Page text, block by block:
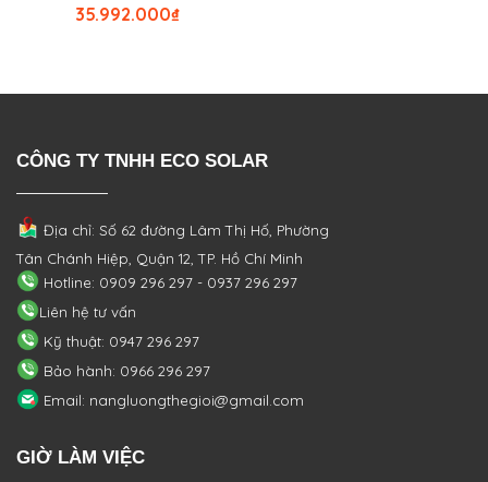
₫
35.992.000
CÔNG TY TNHH ECO SOLAR
Địa chỉ: Số 62 đường Lâm Thị Hố, Phường
Tân Chánh Hiệp, Quận 12, TP. Hồ Chí Minh
Hotline: 0909 296 297 - 0937 296 297
Liên hệ tư vấn
Kỹ thuật: 0947 296 297
Bảo hành: 0966 296 297
Email: nangluongthegioi@gmail.com
GIỜ LÀM VIỆC